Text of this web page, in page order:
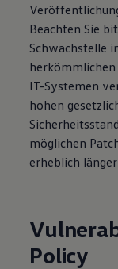
Beachten Sie
Schwachstelle
IT-Systemen
hohen
möglichen
erheblich
Policy